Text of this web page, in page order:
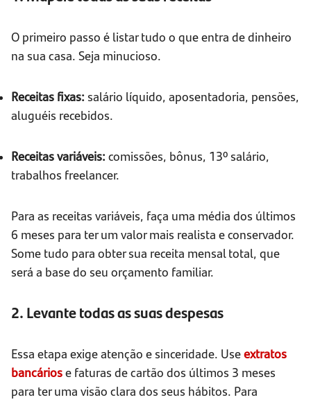
O primeiro passo é listar tudo o que entra de dinheiro
na sua casa. Seja minucioso.
Receitas fixas: salário líquido, aposentadoria, pensões,
aluguéis recebidos.
Receitas variáveis: comissões, bônus, 13º salário,
trabalhos freelancer.
Para as receitas variáveis, faça uma média dos últimos
6 meses para ter um valor mais realista e conservador.
Some tudo para obter sua receita mensal total, que
será a base do seu orçamento familiar.
2. Levante todas as suas despesas
Essa etapa exige atenção e sinceridade. Useextratos
bancáriose faturas de cartão dos últimos 3 meses
para ter uma visão clara dos seus hábitos. Para